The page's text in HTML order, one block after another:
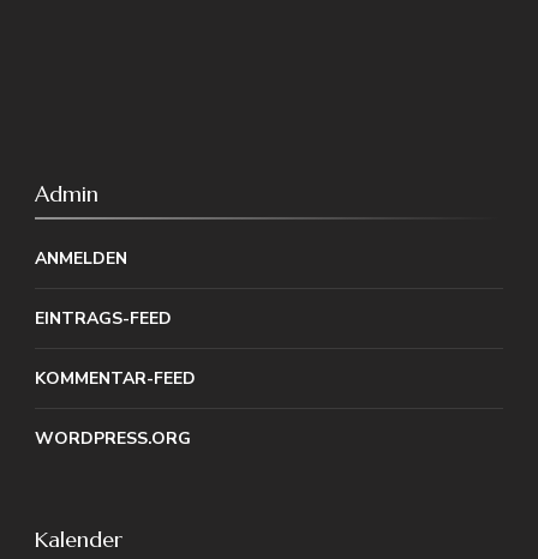
Admin
ANMELDEN
EINTRAGS-FEED
KOMMENTAR-FEED
WORDPRESS.ORG
Kalender